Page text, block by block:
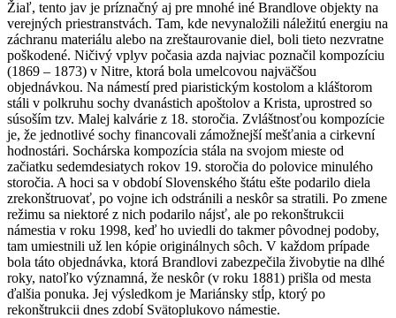
Žiaľ, tento jav je príznačný aj pre mnohé iné Brandlove objekty na
verejných priestranstvách. Tam, kde nevynaložili náležitú energiu na
záchranu materiálu alebo na zreštaurovanie diel, boli tieto nezvratne
poškodené. Ničivý vplyv počasia azda najviac poznačil kompozíciu
(1869 – 1873) v Nitre, ktorá bola umelcovou najväčšou
objednávkou. Na námestí pred piaristickým kostolom a kláštorom
stáli v polkruhu sochy dvanástich apoštolov a Krista, uprostred so
súsoším tzv. Malej kalvárie z 18. storočia. Zvláštnosťou kompozície
je, že jednotlivé sochy financovali zámožnejší mešťania a cirkevní
hodnostári. Sochárska kompozícia stála na svojom mieste od
začiatku sedemdesiatych rokov 19. storočia do polovice minulého
storočia. A hoci sa v období Slovenského štátu ešte podarilo diela
zrekonštruovať, po vojne ich odstránili a neskôr sa stratili. Po zmene
režimu sa niektoré z nich podarilo nájsť, ale po rekonštrukcii
námestia v roku 1998, keď ho uviedli do takmer pôvodnej podoby,
tam umiestnili už len kópie originálnych sôch. V každom prípade
bola táto objednávka, ktorá Brandlovi zabezpečila živobytie na dlhé
roky, natoľko významná, že neskôr (v roku 1881) prišla od mesta
ďalšia ponuka. Jej výsledkom je Mariánsky stĺp, ktorý po
rekonštrukcii dnes zdobí Svätoplukovo námestie.